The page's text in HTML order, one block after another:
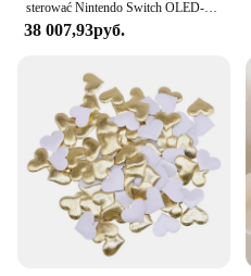
sterować Nintendo Switch OLED-модель, белый набор, 7-дюймовый цветной экран, ручка Joy Con, улучшенная аудиорегулируема консоль, стабильный режим телевизора
38 007,93руб.